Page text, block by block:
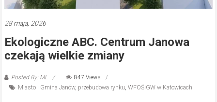
28 maja, 2026
Ekologiczne ABC. Centrum Janowa
czekają wielkie zmiany
Posted By: ML
847 Views
Miasto i Gmina Janów, przebudowa rynku, WFOŚiGW w Katowicach